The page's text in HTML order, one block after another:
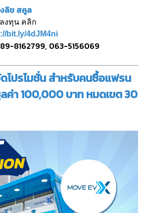
ลิช สคูล
งทุน คลิก
bit.ly/4dJM4ni
8162799, 063-5156069
โปรโมชั่น สำหรับคนซื้อแฟรน
ค่า 100,000 บาท หมดเขต 30